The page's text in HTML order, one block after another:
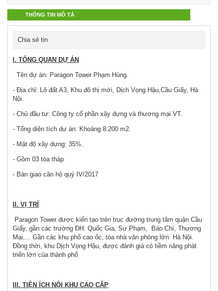
THÔNG TIN MÔ TẢ
Chia sẻ tin
I. TỔNG QUAN DỰ ÁN
Tên dự án: Paragon Tower Phạm Hùng.
- Địa chỉ: Lô đất A3, Khu đô thị mới, Dịch Vọng Hậu,Cầu Giấy, Hà
Nội.
- Chủ đầu tư: Công ty cổ phần xây dựng và thương mại VT.
- Tổng diện tích dự án: Khoảng 8.200 m2.
- Mật độ xây dựng: 35%.
- Gồm 03 tòa tháp
- Bàn giao căn hộ quý IV/2017
II. VỊ TRÍ
Paragon Tower được kiến tạo trên trục đường trung tâm quận Cầu
Giấy, gần các trường ĐH: Quốc Gia, Sư Phạm, Báo Chí, Thương
Mại,... Gần các khu phố cao ốc, tòa nhà văn phòng lớn Hà Nội.
Đồng thời, khu Dịch Vọng Hậu, được đánh giá có tiềm năng phát
triển lớn của thành phố
III. TIỆN ÍCH NỘI KHU CAO CẤP